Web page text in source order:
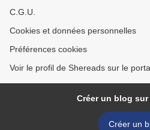
C.G.U.
Cookies et données personnelles
Préférences cookies
Voir le profil de Shereads sur le
Créer un blog
Créer un